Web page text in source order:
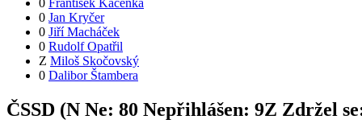
0 František Kačenka
0 Jan Kryčer
0 Jiří Macháček
0 Rudolf Opatřil
Z Miloš Skočovský
0 Dalibor Štambera
ČSSD (N Ne: 80 Nepřihlášen: 9Z Zdržel